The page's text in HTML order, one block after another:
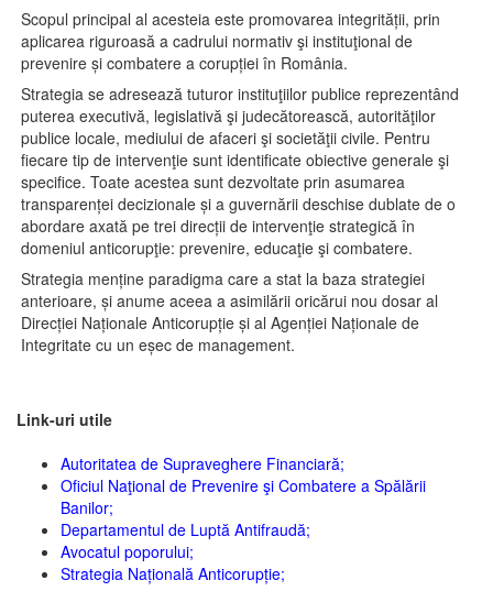
Scopul principal al acesteia este promovarea integrității, prin
aplicarea riguroasă a cadrului normativ şi instituţional de
prevenire și combatere a corupției în România.
Strategia se adresează tuturor instituţiilor publice reprezentând
puterea executivă, legislativă şi judecătorească, autorităţilor
publice locale, mediului de afaceri şi societăţii civile. Pentru
fiecare tip de intervenţie sunt identificate obiective generale şi
specifice. Toate acestea sunt dezvoltate prin asumarea
transparenței decizionale și a guvernării deschise dublate de o
abordare axată pe trei direcții de intervenţie strategică în
domeniul anticorupţie: prevenire, educaţie şi combatere.
Strategia menține paradigma care a stat la baza strategiei
anterioare, și anume aceea a asimilării oricărui nou dosar al
Direcției Naționale Anticorupție și al Agenției Naționale de
Integritate cu un eșec de management.
Link-uri utile
Autoritatea de Supraveghere Financiară;
Oficiul Naţional de Prevenire şi Combatere a Spălării
Banilor;
Departamentul de Luptă Antifraudă;
Avocatul poporului;
Strategia Națională Anticorupție;